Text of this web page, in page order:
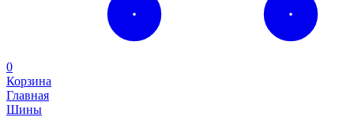
0
Корзина
Главная
Шины